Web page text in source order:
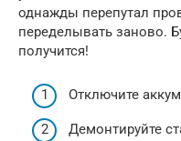
однажды перепутал
переделывать заново.
получится!
Отключите
Демонтируйте